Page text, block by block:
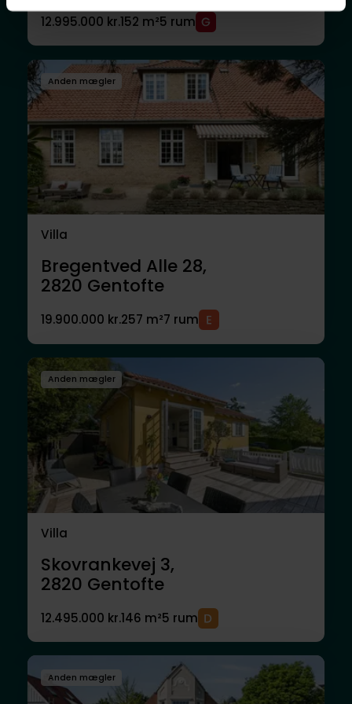
12.995.000 kr.152 m²5 rum
Anden mægler
Villa
Bregentved Alle 28,
2820 Gentofte
19.900.000 kr.257 m²7 rum
Anden mægler
Villa
Skovrankevej 3,
2820 Gentofte
12.495.000 kr.146 m²5 rum
Anden mægler